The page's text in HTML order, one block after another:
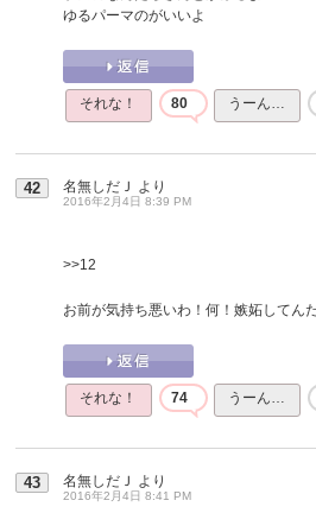
ゆるパーマのがいいよ
それな！ 80 うーん…
42 名無しだＪ より
2016年2月4日 8:39 PM
>>12
お前が気持ち悪いわ！何！嫉妬してん
それな！ 74 うーん…
43 名無しだＪ より
2016年2月4日 8:41 PM